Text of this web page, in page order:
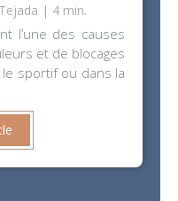
4 min.
l’une des causes
et de blocages
sportif ou dans la